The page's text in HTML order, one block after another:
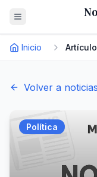
Inicio Artículo
Volver a noticias
Política